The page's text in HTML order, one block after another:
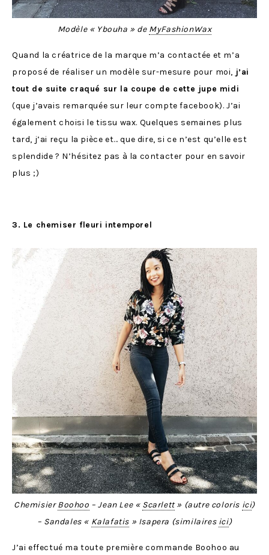
Modèle « Ybouha » de MyFashionWax
Quand la créatrice de la marque m’a contactée et m’a
proposé de réaliser un modèle sur-mesure pour moi, j’ai
tout de suite craqué sur la coupe de cette jupe midi
(que j’avais remarquée sur leur compte facebook). J’ai
également choisi le tissu wax. Quelques semaines plus
tard, j’ai reçu la pièce et… que dire, si ce n’est qu’elle est
splendide ? N’hésitez pas à la contacter pour en savoir
plus ;)
3. Le chemiser fleuri intemporel
ChemisierBoohoo – Jean Lee « Scarlett» (autre coloris ici)
– Sandales « Kalafatis» Isapera (similaires ici)
J’ai effectué ma toute première commande Boohoo au